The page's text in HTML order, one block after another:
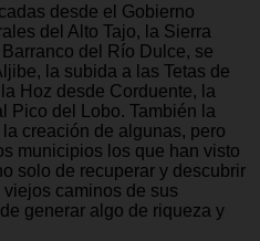
desde el Gobierno
del Alto Tajo, la Sierra
del Río Dulce, se
la subida a las Tetas de
Hoz desde Corduente, la
Pico del Lobo. También la
creación de algunas, pero
municipios los que han visto
solo de recuperar y descubrir
caminos de sus
generar algo de riqueza y